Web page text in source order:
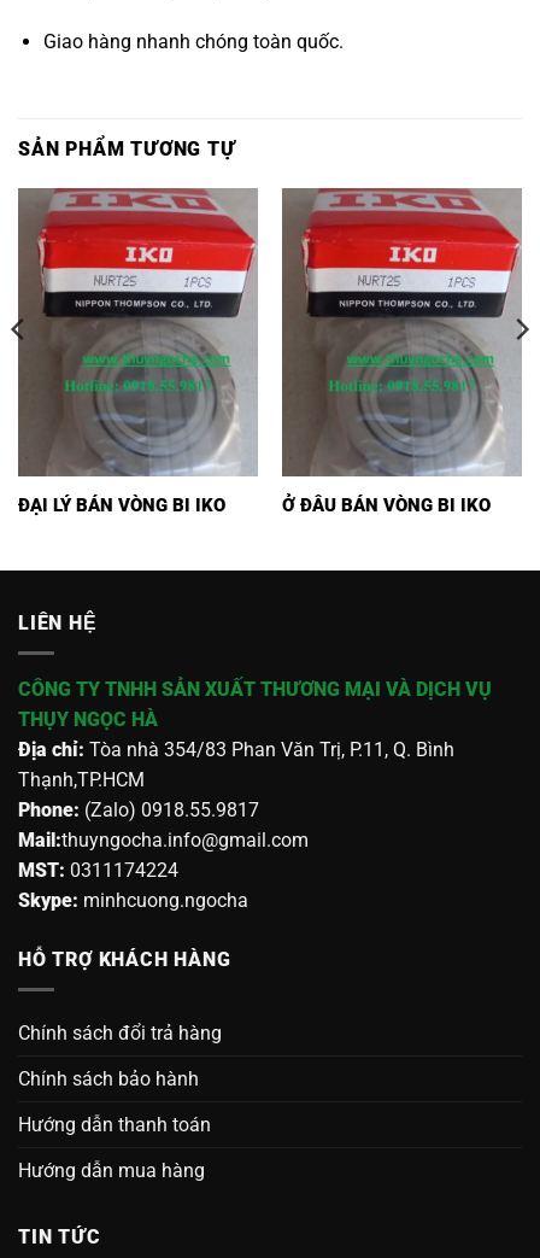
Giao hàng nhanh chóng toàn quốc.
SẢN PHẨM TƯƠNG TỰ
ĐẠI LÝ BÁN VÒNG BI IKO Ở ĐÂU BÁN VÒNG BI IKO
LIÊN HỆ
CÔNG TY TNHH SẢN XUẤT THƯƠNG MẠI VÀ DỊCH VỤ
THỤY NGỌC HÀ
Địa chỉ: Tòa nhà 354/83 Phan Văn Trị, P.11, Q. Bình
Thạnh,TP.HCM
Phone: (Zalo) 0918.55.9817
Mail:thuyngocha.info@gmail.com
MST: 0311174224
Skype: minhcuong.ngocha
HỖ TRỢ KHÁCH HÀNG
Chính sách đổi trả hàng
Chính sách bảo hành
Hướng dẫn thanh toán
Hướng dẫn mua hàng
TIN TỨC